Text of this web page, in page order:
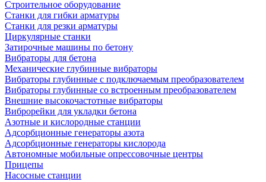
Строительное оборудование
Станки для гибки арматуры
Станки для резки арматуры
Циркулярные станки
Затирочные машины по бетону
Вибраторы для бетона
Механические глубинные вибраторы
Вибраторы глубинные с подключаемым преобразователем
Вибраторы глубинные со встроенным преобразователем
Внешние высокочастотные вибраторы
Виброрейки для укладки бетона
Азотные и кислородные станции
Адсорбционные генераторы азота
Адсорбционные генераторы кислорода
Автономные мобильные опрессовочные центры
Прицепы
Насосные станции